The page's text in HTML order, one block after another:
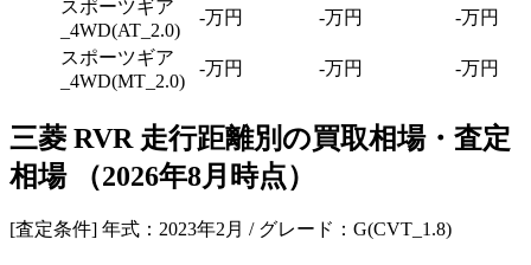
スポーツギア
_4WD(AT_2.0)
-万円 -万円
-万円
スポーツギア
_4WD(MT_2.0)
-万円 -万円 -万円
三菱 RVR 走行距離別の買取相場・査定
相場
（2026年8月 時点）
[査定条件] 年式：2023年2月 / グレード：G(CVT_1.8)